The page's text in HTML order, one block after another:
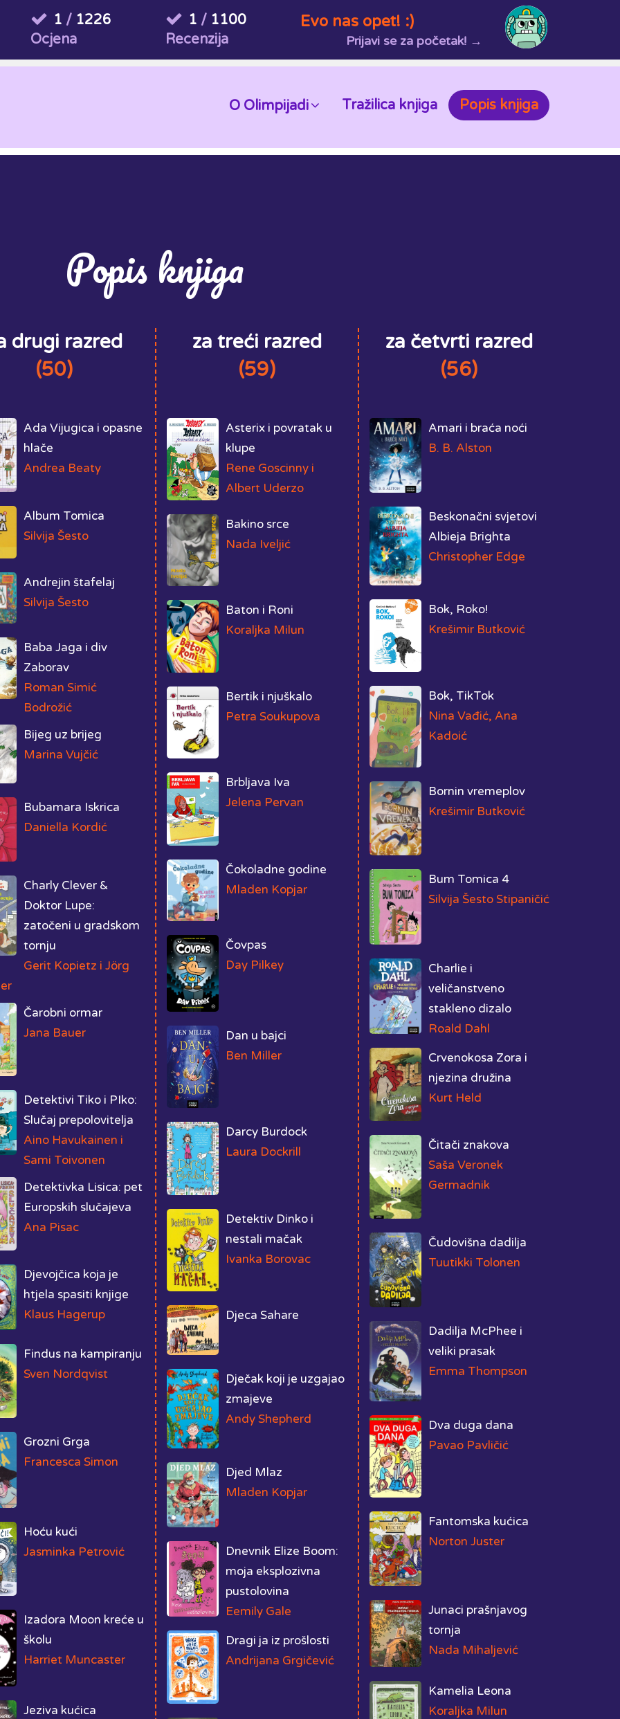
1 / 1226
Ocjena
1 / 1100
Recenzija
Evo nas opet! :)
Prijavi se za početak! →
O Olimpijadi Tražilica knjiga Popis knjiga
Popis knjiga
drugi razred
(50)
Ada Vijugica i opasne
hlače
Andrea Beaty
Album Tomica
Silvija Šesto
Andrejin štafelaj
Silvija Šesto
Baba Jaga i div
Zaborav
Roman Simić
Bodrožić
Bijeg uz brijeg
Marina Vujčić
Bubamara Iskrica
Daniella Kordić
Charly Clever &
Doktor Lupe:
zatočeni u gradskom
tornju
Gerit Kopietz i Jörg
Čarobni ormar
Jana Bauer
Detektivi Tiko i PIko:
Slučaj prepolovitelja
Aino Havukainen i
Sami Toivonen
Detektivka Lisica: pet
Europskih slučajeva
Ana Pisac
Djevojčica koja je
htjela spasiti knjige
Klaus Hagerup
Findus na kampiranju
Sven Nordqvist
Grozni Grga
Francesca Simon
Hoću kući
Jasminka Petrović
Izadora Moon kreće u
školu
Harriet Muncaster
Jeziva kućica
za treći razred
(59)
Asterix i povratak u
klupe
Rene Goscinny i
Albert Uderzo
Bakino srce
Nada Iveljić
Baton i Roni
Koraljka Milun
Bertik i njuškalo
Petra Soukupova
Brbljava Iva
Jelena Pervan
Čokoladne godine
Mladen Kopjar
Čovpas
Day Pilkey
Dan u bajci
Ben Miller
Darcy Burdock
Laura Dockrill
Detektiv Dinko i
nestali mačak
Ivanka Borovac
Djeca Sahare
Dječak koji je uzgajao
zmajeve
Andy Shepherd
Djed Mlaz
Mladen Kopjar
Dnevnik Elize Boom:
moja eksplozivna
pustolovina
Eemily Gale
Dragi ja iz prošlosti
Andrijana Grgičević
za četvrti razred
(56)
Amari i braća noći
B. B. Alston
Beskonačni svjetovi
Albieja Brighta
Christopher Edge
Bok, Roko!
Krešimir Butković
Bok, TikTok
Nina Vađić, Ana
Kadoić
Bornin vremeplov
Krešimir Butković
Bum Tomica 4
Silvija Šesto Stipaničić
Charlie i
veličanstveno
stakleno dizalo
Roald Dahl
Crvenokosa Zora i
njezina družina
Kurt Held
Čitači znakova
Saša Veronek
Germadnik
Čudovišna dadilja
Tuutikki Tolonen
Dadilja McPhee i
veliki prasak
Emma Thompson
Dva duga dana
Pavao Pavličić
Fantomska kućica
Norton Juster
Junaci prašnjavog
tornja
Nada Mihaljević
Kamelia Leona
Koraljka Milun